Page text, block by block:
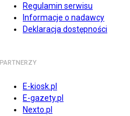
Regulamin serwisu
Informacje o nadawcy
Deklaracja dostępności
PARTNERZY
E-kiosk.pl
E-gazety.pl
Nexto.pl